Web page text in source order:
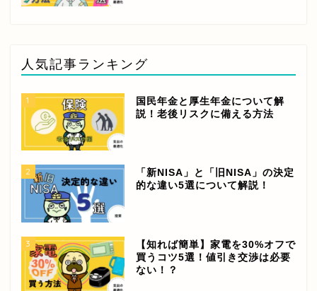
人気記事ランキング
1
国民年金と厚生年金について解
説！老後リスクに備える方法
2
「新NISA」と「旧NISA」の決定
的な違い5選について解説！
3
【知れば簡単】家電を30%オフで
買うコツ5選！値引き交渉は必要
ない！？